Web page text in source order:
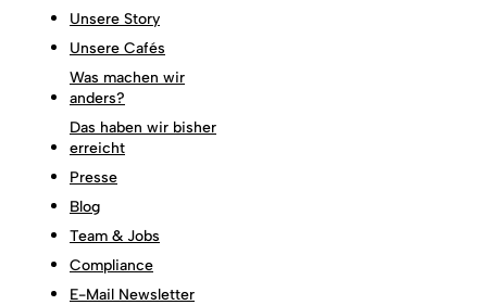
Unsere Story
Unsere Cafés
Was machen wir
anders?
Das haben wir bisher
erreicht
Presse
Blog
Team & Jobs
Compliance
E-Mail Newsletter